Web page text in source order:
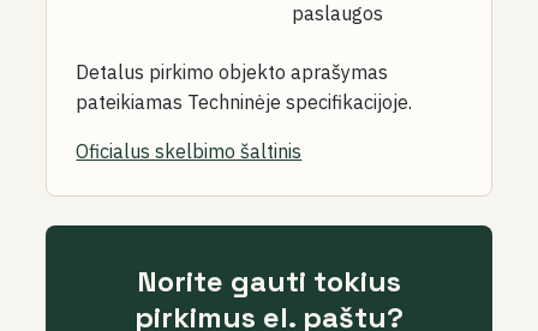
paslaugos
Detalus pirkimo objekto aprašymas
pateikiamas Techninėje specifikacijoje.
Oficialus skelbimo šaltinis
Norite gauti tokius
pirkimus el. paštu?